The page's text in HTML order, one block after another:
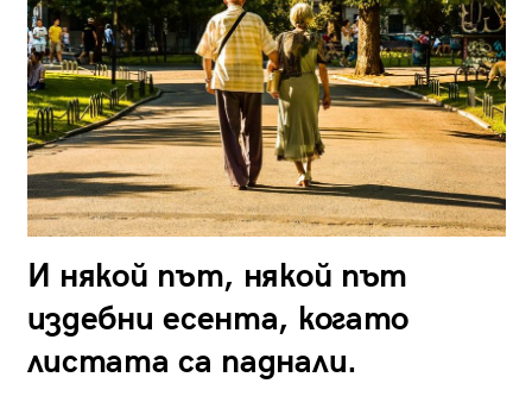
И някой път, някой път
издебни есента, когато
листата са паднали.